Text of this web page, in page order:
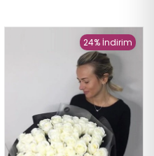
24% İndirim